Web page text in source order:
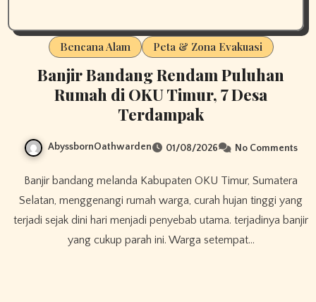
Bencana Alam Peta & Zona Evakuasi
Banjir Bandang Rendam Puluhan
Rumah di OKU Timur, 7 Desa
Terdampak
AbyssbornOathwarden 01/08/2026 No Comments
Banjir bandang melanda Kabupaten OKU Timur, Sumatera
Selatan, menggenangi rumah warga, curah hujan tinggi yang
terjadi sejak dini hari menjadi penyebab utama. terjadinya banjir
yang cukup parah ini. Warga setempat…